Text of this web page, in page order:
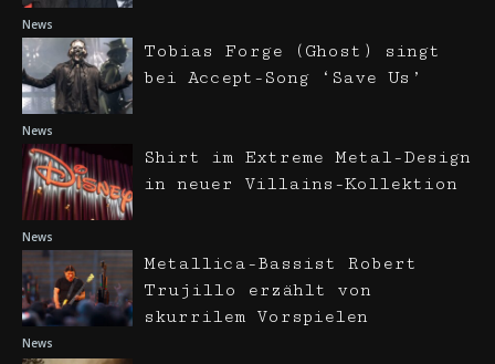
News
News
Tobias Forge (Ghost) singt
bei Accept-Song ‘Save Us’
News
Shirt im Extreme Metal-Design
in neuer Villains-Kollektion
News
Metallica-Bassist Robert
Trujillo erzählt von
skurrilem Vorspielen